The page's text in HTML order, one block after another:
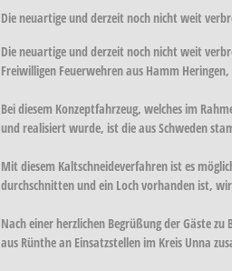
Die neuartige und derzeit noch nicht weit
Die neuartige und derzeit noch nicht weit
Freiwilligen Feuerwehren aus Hamm
Bei diesem Konzeptfahrzeug, welches im
und realisiert wurde, ist die aus Schweden
Mit diesem Kaltschneideverfahren ist es
durchschnitten und ein Loch vorhanden ist,
Nach einer herzlichen Begrüßung der Gäste
aus Rünthe an Einsatzstellen im Kreis Unna